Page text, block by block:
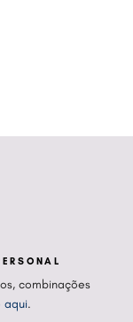
combinações
aqui.